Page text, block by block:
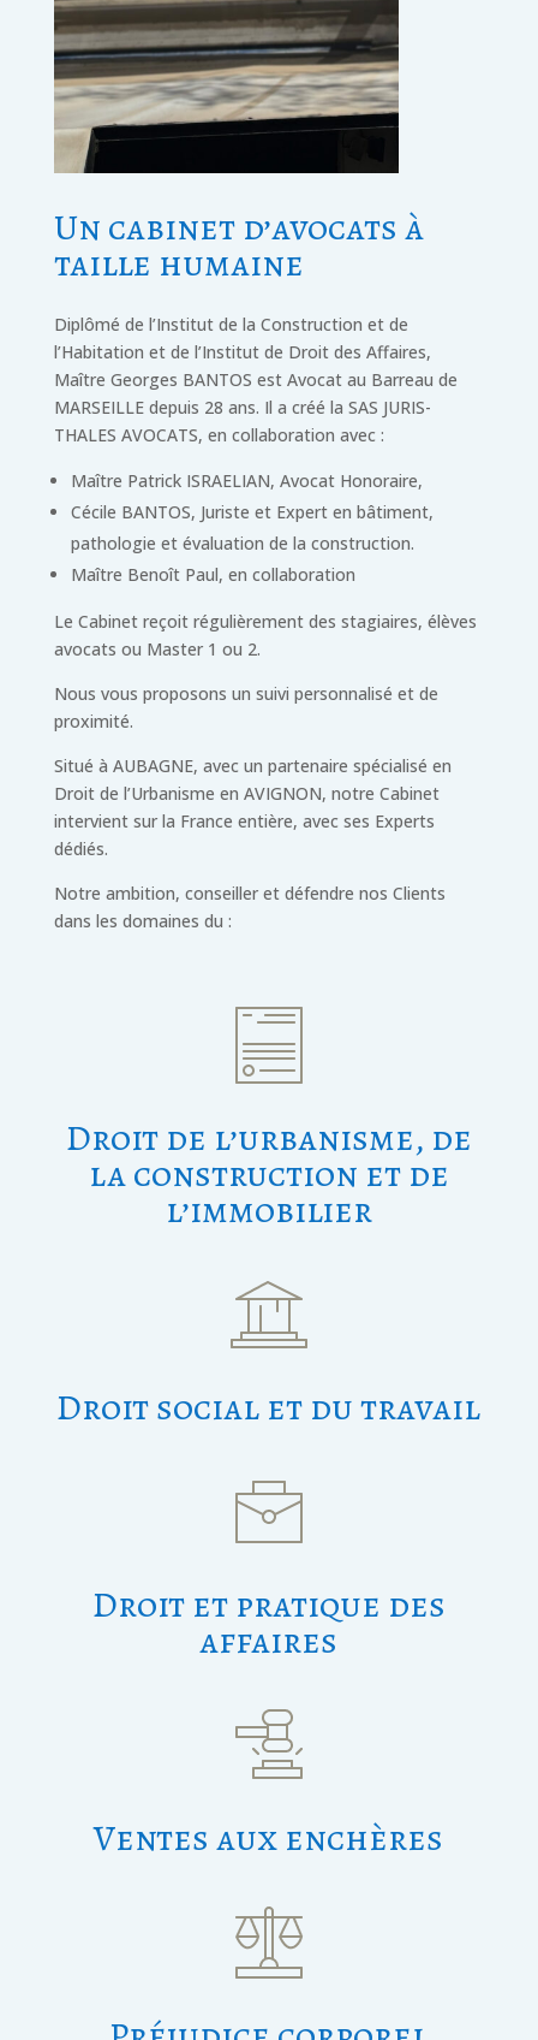
Un cabinet d’avocats à
taille humaine
Diplômé de l’Institut de la Construction et de
l’Habitation et de l’Institut de Droit des Affaires,
Maître Georges BANTOS est Avocat au Barreau de
MARSEILLE depuis 28 ans. Il a créé la SAS JURIS-
THALES AVOCATS, en collaboration avec :
Maître Patrick ISRAELIAN, Avocat Honoraire,
Cécile BANTOS, Juriste et Expert en bâtiment,
pathologie et évaluation de la construction.
Maître Benoît Paul, en collaboration
Le Cabinet reçoit régulièrement des stagiaires, élèves
avocats ou Master 1 ou 2.
Nous vous proposons un suivi personnalisé et de
proximité.
Situé à AUBAGNE, avec un partenaire spécialisé en
Droit de l’Urbanisme en AVIGNON, notre Cabinet
intervient sur la France entière, avec ses Experts
dédiés.
Notre ambition, conseiller et défendre nos Clients
dans les domaines du :
Droit de l’urbanisme, de
la construction et de
l’immobilier
Droit social et du travail
Droit et pratique des
affaires
Ventes aux enchères